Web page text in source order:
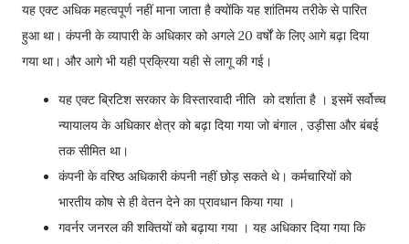
यह एक्ट अधिक महत्वपूर्ण नहीं माना जाता है क्योंकि यह शांतिमय तरीके से पारित
हुआ था। कंपनी के व्यापारी के अधिकार को अगले 20 वर्षों के लिए आगे बढ़ा दिया
गया था। और आगे भी यही प्रक्रिया यही से लागू की गई।
यह एक्ट ब्रिटिश सरकार के विस्तारवादी नीति को दर्शाता है । इसमें सर्वोच्च
न्यायालय के अधिकार क्षेत्र को बढ़ा दिया गया जो बंगाल , उड़ीसा और बंबई
तक सीमित था।
कंपनी के वरिष्ठ अधिकारी कंपनी नहीं छोड़ सकते थे। कर्मचारियों को
भारतीय कोष से ही वेतन देने का प्रावधान किया गया ।
गवर्नर जनरल की शक्तियों को बढ़ाया गया । यह अधिकार दिया गया कि